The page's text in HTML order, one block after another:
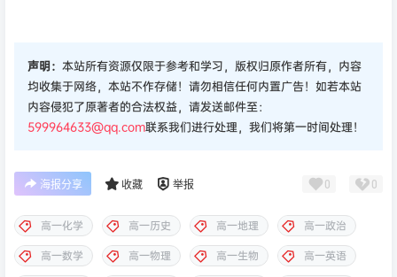
声明： 本站所有资源仅限于参考和学习，版权归原作者所有，内容
均收集于网络，本站不作存储！请勿相信任何内置广告！如若本站
内容侵犯了原著者的合法权益，请发送邮件至：
599964633@qq.com联系我们进行处理，我们将第一时间处理！
海报分享 收藏 举报 0 0
高一化学 高一历史 高一地理
高一政治
高一数学
高一物理 高一生物
高一英语